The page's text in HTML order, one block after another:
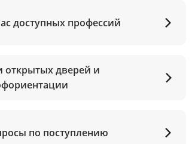
доступных профессий
открытых дверей и
по поступлению